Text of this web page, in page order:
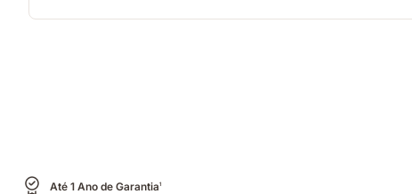
Até 1 Ano de Garantia1